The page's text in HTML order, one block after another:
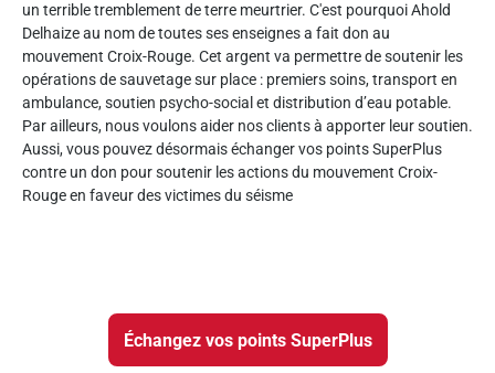
un terrible tremblement de terre meurtrier. C'est pourquoi Ahold
Delhaize au nom de toutes ses enseignes a fait don au
mouvement Croix-Rouge. Cet argent va permettre de soutenir les
opérations de sauvetage sur place : premiers soins, transport en
ambulance, soutien psycho-social et distribution d’eau potable.
Par ailleurs, nous voulons aider nos clients à apporter leur soutien.
Aussi, vous pouvez désormais échanger vos points SuperPlus
contre un don pour soutenir les actions du mouvement Croix-
Rouge en faveur des victimes du séisme
Échangez vos points SuperPlus